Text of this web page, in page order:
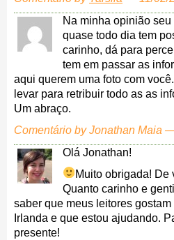
Na minha opinião
quase todo dia tem
carinho, dá para
tem em passar as
aqui querem uma foto com
levar para retribuir todo as as
Um abraço.
Comentário by Jonathan Maia
Olá Jonathan!
Muito obrigada! De
Quanto carinho e
saber que meus leitores
Irlanda e que estou ajudando.
presente!